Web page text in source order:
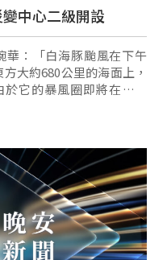
中心二級開設
華：「白海豚颱風在下午
大約680公里的海面上，
它的暴風圈即將在明天
所以目前我們針對北部海